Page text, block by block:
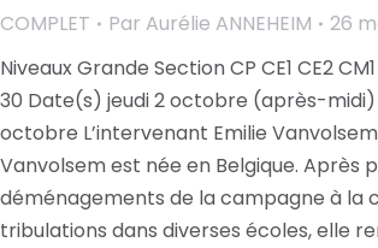
COMPLET Par Aurélie ANNEHEIM
26
Niveaux Grande Section CP CE1 CE2
30 Date(s) jeudi 2 octobre (après-midi)
octobre L’intervenant Emilie
Vanvolsem est née en Belgique. Après
déménagements de la campagne à la
tribulations dans diverses écoles, elle